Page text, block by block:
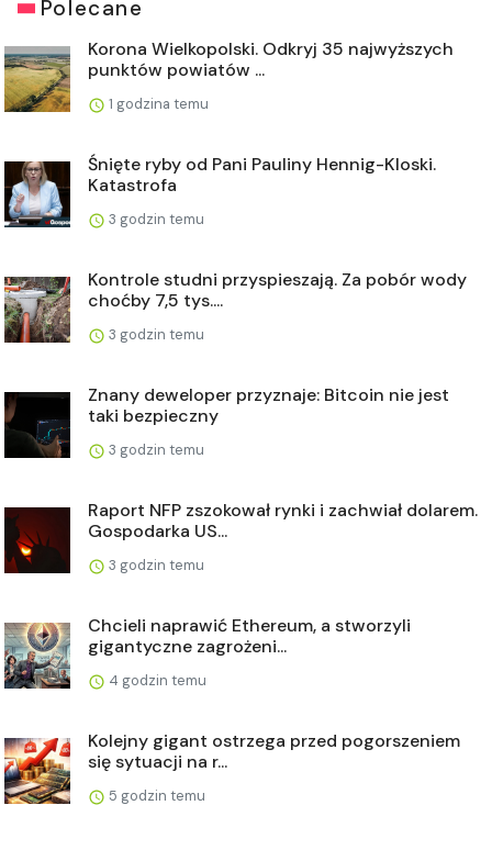
Polecane
Korona Wielkopolski. Odkryj 35 najwyższych
punktów powiatów ...
1 godzina temu
Śnięte ryby od Pani Pauliny Hennig-Kloski.
Katastrofa
3 godzin temu
Kontrole studni przyspieszają. Za pobór wody
choćby 7,5 tys....
3 godzin temu
Znany deweloper przyznaje: Bitcoin nie jest
taki bezpieczny
3 godzin temu
Raport NFP zszokował rynki i zachwiał dolarem.
Gospodarka US...
3 godzin temu
Chcieli naprawić Ethereum, a stworzyli
gigantyczne zagrożeni...
4 godzin temu
Kolejny gigant ostrzega przed pogorszeniem
się sytuacji na r...
5 godzin temu